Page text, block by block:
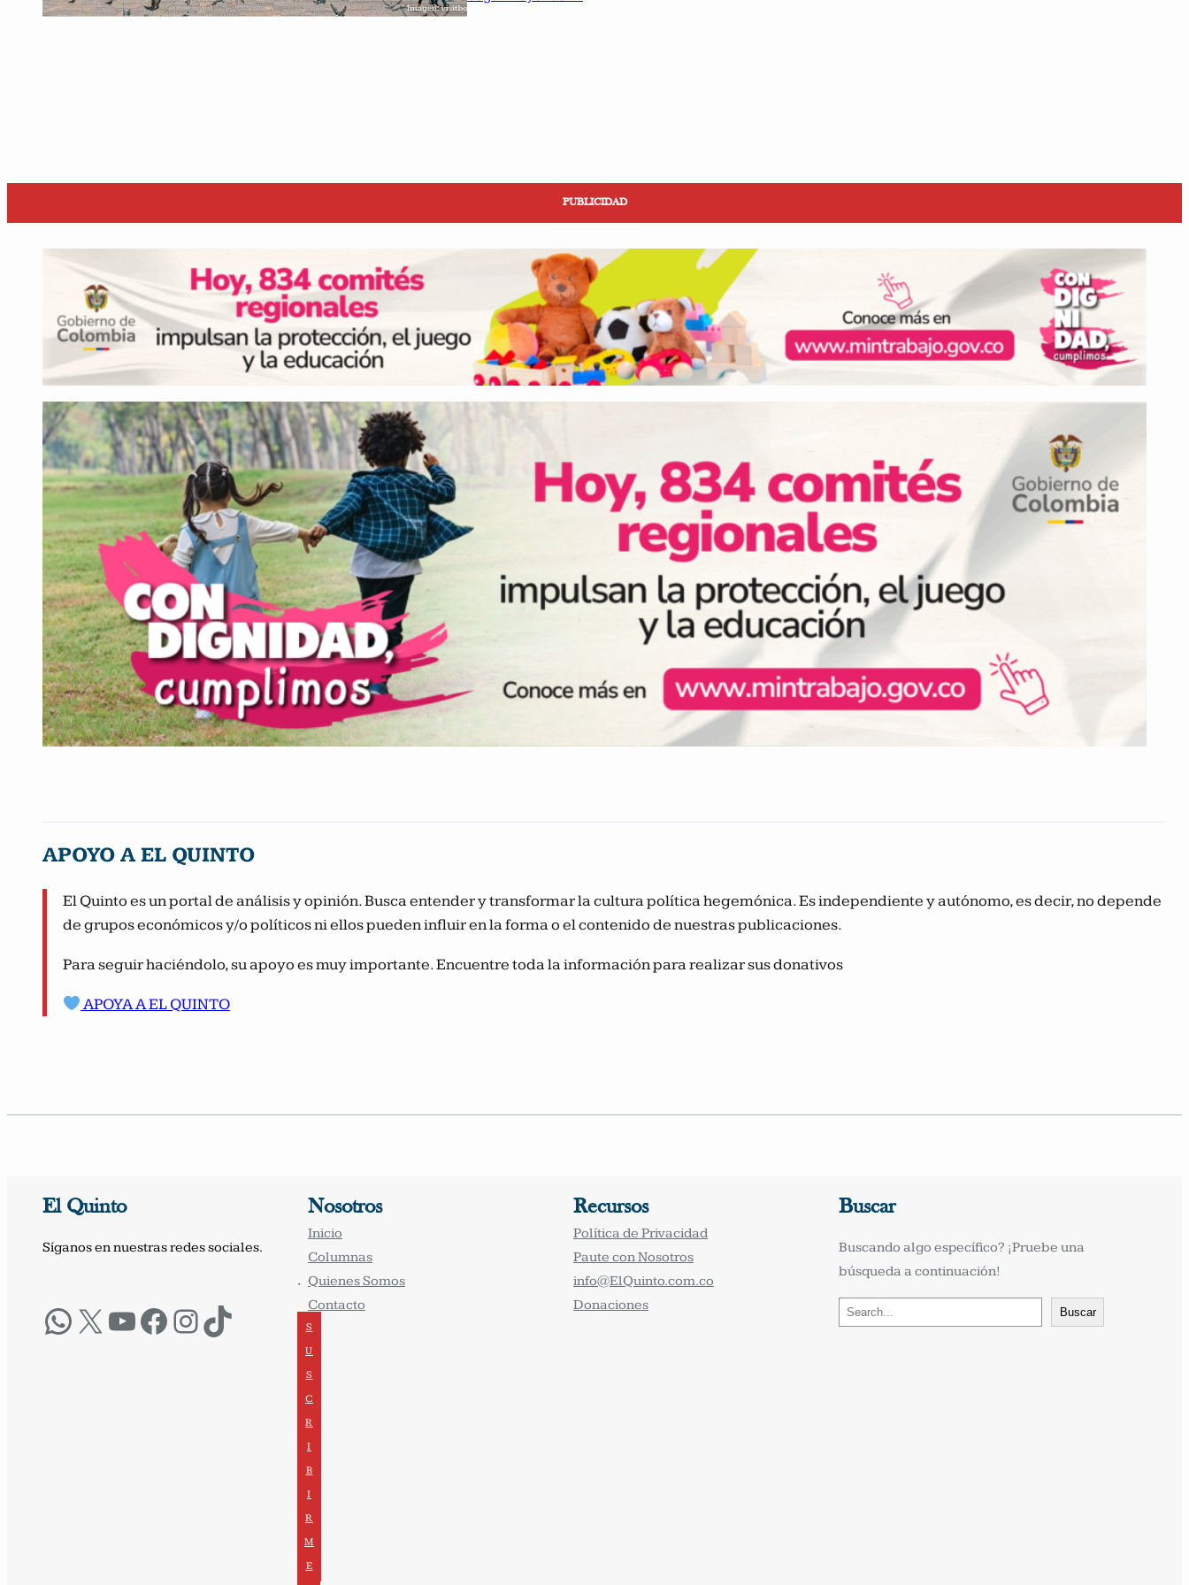
PUBLICIDAD
APOYO A EL QUINTO
El Quinto es un portal de análisis y opinión. Busca entender y transformar la cultura política hegemónica. Es independiente y autónomo, es decir, no depende
de grupos económicos y/o políticos ni ellos pueden influir en la forma o el contenido de nuestras publicaciones.
Para seguir haciéndolo, su apoyo es muy importante. Encuentre toda la información para realizar sus donativos
APOYA A EL QUINTO
El Quinto
Síganos en nuestras redes sociales.
WhatsApp X YouTube Facebook InstagramTikTok
·
S
U
S
C
R
I
B
I
R
M
E
Nosotros
Inicio
Columnas
Quienes Somos
Contacto
Recursos
Política de Privacidad
Paute con Nosotros
info@ElQuinto.com.co
Donaciones
Buscar
Buscando algo específico? ¡Pruebe una
búsqueda a continuación!
Buscar